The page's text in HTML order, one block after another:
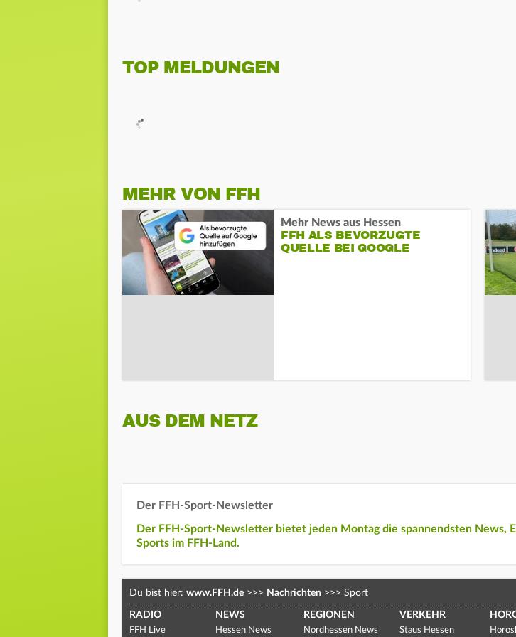
TOP MELDUNGEN
MEHR VON FFH
Mehr News aus Hessen
FFH ALS BEVORZUGTE
QUELLE BEI GOOGLE
AUS DEM NETZ
Der FFH-Sport-Newsletter
Der FFH-Sport-Newsletter bietet jeden Montag die spannendsten News,
Sports im FFH-Land.
Du bist hier: www.FFH.de >>> Nachrichten >>> Sport
RADIO
FFH Live
NEWS
Hessen News
REGIONEN
Nordhessen News
VERKEHR
Staus Hessen